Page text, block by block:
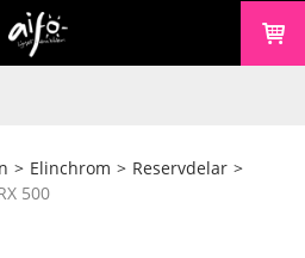
> Elinchrom > Reservdelar >
500